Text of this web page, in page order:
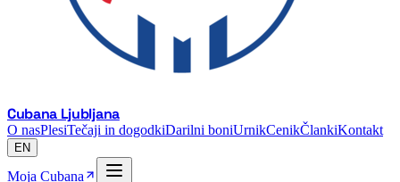
Cubana Ljubljana
O nasPlesiTečaji in dogodkiDarilni boniUrnikCenikČlankiKontakt
EN
Moja Cubana